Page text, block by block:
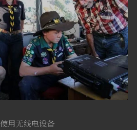
用无线电设备